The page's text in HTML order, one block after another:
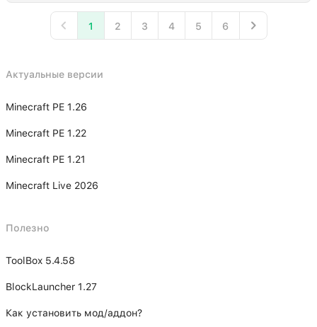
1 2 3 4 5 6
Актуальные версии
Minecraft PE 1.26
Minecraft PE 1.22
Minecraft PE 1.21
Minecraft Live 2026
Полезно
ToolBox 5.4.58
BlockLauncher 1.27
Как установить мод/аддон?